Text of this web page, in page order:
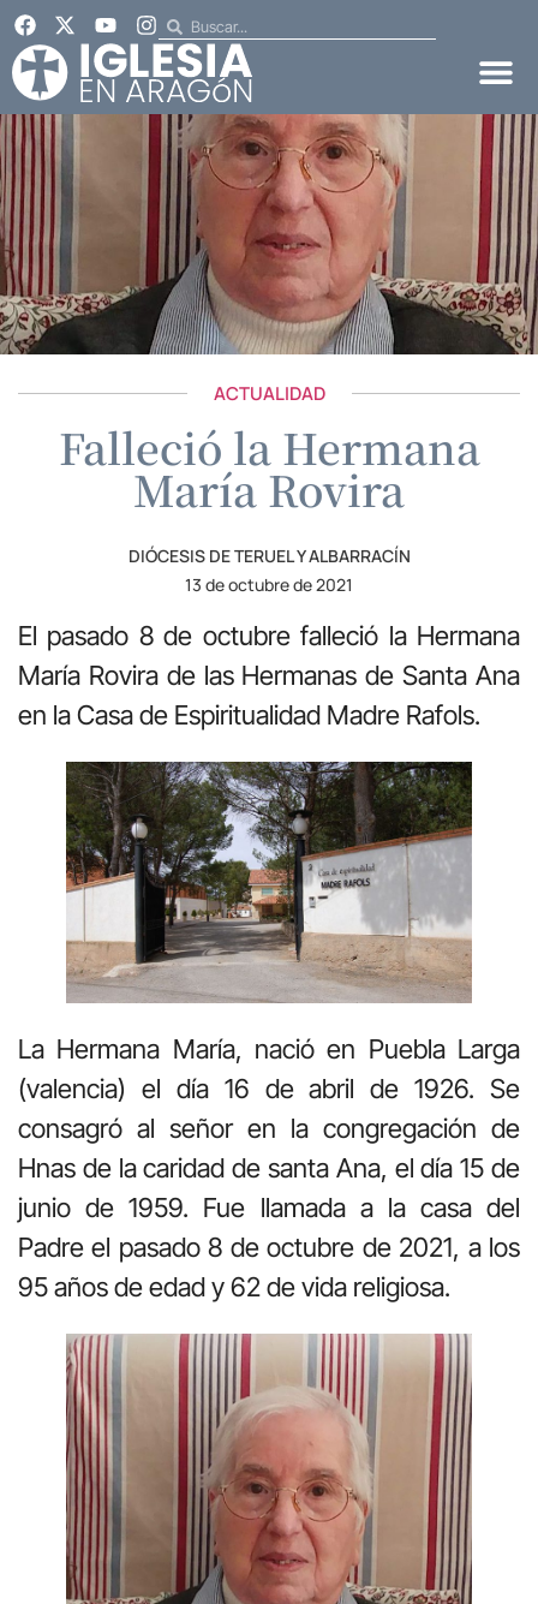
ACTUALIDAD
Falleció la Hermana
María Rovira
DIÓCESIS DE TERUEL Y ALBARRACÍN
13 de octubre de 2021
El pasado 8 de octubre falleció la Hermana
María Rovira de las Hermanas de Santa Ana
en la Casa de Espiritualidad Madre Rafols.
La Hermana María, nació en Puebla Larga
(valencia) el día 16 de abril de 1926. Se
consagró al señor en la congregación de
Hnas de la caridad de santa Ana, el día 15 de
junio de 1959. Fue llamada a la casa del
Padre el pasado 8 de octubre de 2021, a los
95 años de edad y 62 de vida religiosa.